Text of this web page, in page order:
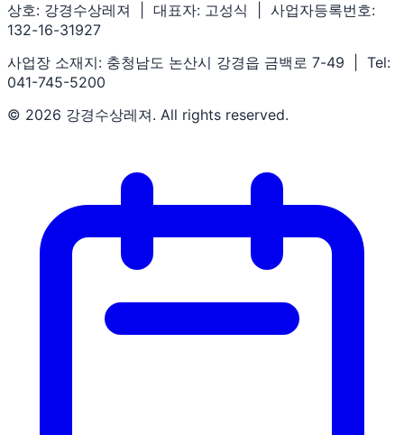
상호: 강경수상레져 | 대표자: 고성식 | 사업자등록번호:
132-16-31927
사업장 소재지: 충청남도 논산시 강경읍 금백로 7-49 | Tel:
041-745-5200
© 2026 강경수상레져. All rights reserved.